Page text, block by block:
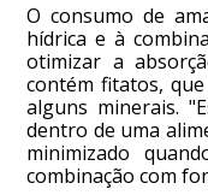
O consumo de
hídrica e à
otimizar a
contém fitatos,
alguns minerais.
dentro de uma
minimizado
combinação com